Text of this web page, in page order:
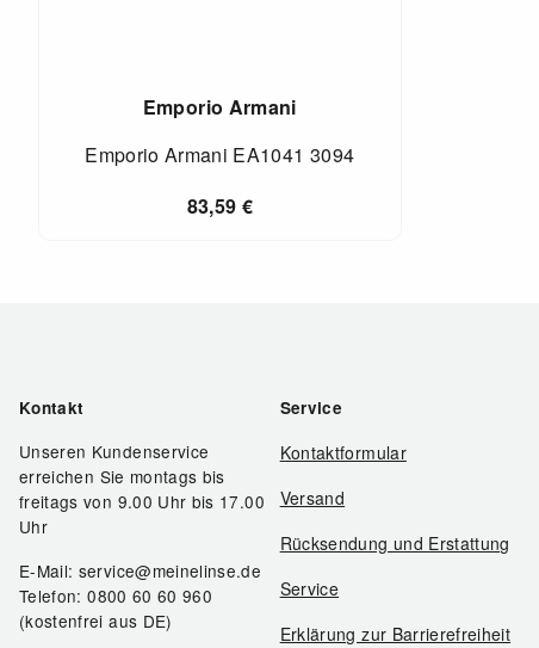
Emporio Armani
Emporio Armani EA1041 3094
83,59 €
Kontakt
Unseren Kundenservice
erreichen Sie montags bis
freitags von 9.00 Uhr bis 17.00
Uhr
E-Mail: service@meinelinse.de
Telefon: 0800 60 60 960
(kostenfrei aus DE)
Service
Kontaktformular
Versand
Rücksendung und Erstattung
Service
Erklärung zur Barrierefreiheit